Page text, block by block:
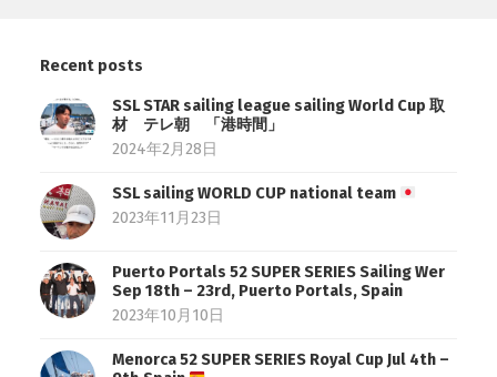
Recent posts
SSL STAR sailing league sailing World Cup 取
材 テレ朝 「港時間」
2024年2月28日
SSL sailing WORLD CUP national team
2023年11月23日
Puerto Portals 52 SUPER SERIES Sailing Wer
Sep 18th – 23rd, Puerto Portals, Spain
2023年10月10日
Menorca 52 SUPER SERIES Royal Cup Jul 4th –